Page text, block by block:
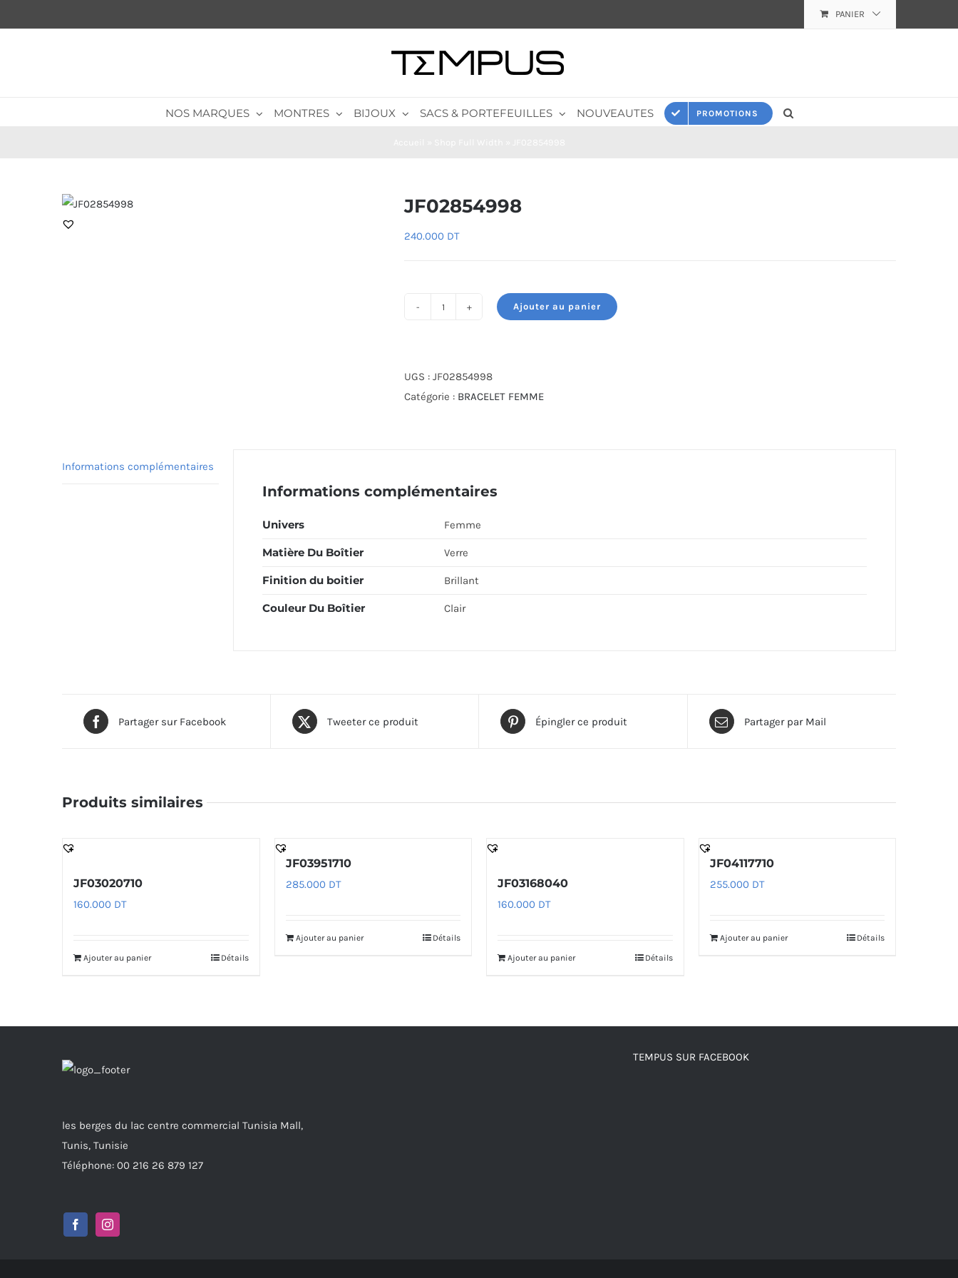
au
PANIER
NOS MARQUES MONTRES BIJOUX SACS & PORTEFEUILLES NOUVEAUTES PROMOTIONS
JF02854998
240.000 DT
Ajouter au panier
UGS : JF02854998
Catégorie : BRACELET FEMME
Informations complémentaires
Informations complémentaires
Univers Femme
Matière Du Boîtier Verre
Finition du boitier Brillant
Couleur Du Boîtier Clair
Partager sur Facebook Tweeter ce produit Épingler ce produit Partager par Mail
Produits similaires
JF03020710
160.000 DT
Ajouter au panier Détails
JF03951710
285.000 DT
Ajouter au panier Détails
JF03168040
160.000 DT
Ajouter au panier Détails
JF04117710
255.000 DT
Ajouter au panier Détails
les berges du lac centre commercial Tunisia Mall,
Tunis, Tunisie
Téléphone: 00 216 26 879 127
TEMPUS SUR FACEBOOK